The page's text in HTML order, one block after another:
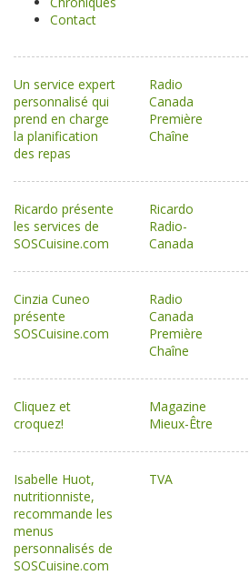
Contact
Un service expert
personnalisé qui
prend en charge
la planification
des repas
Radio
Canada
Première
Chaîne
Ricardo présente
les services de
SOSCuisine.com
Ricardo
Radio-
Canada
Cinzia Cuneo
présente
SOSCuisine.com
Radio
Canada
Première
Chaîne
Cliquez et
croquez!
Magazine
Mieux-Être
Isabelle Huot,
nutritionniste,
recommande les
menus
personnalisés de
SOSCuisine.com
TVA